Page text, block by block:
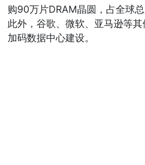
购90万片DRAM晶圆，占全球总
此外，谷歌、微软、亚马逊等
加码数据中心建设。